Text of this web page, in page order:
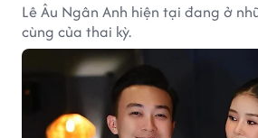
Lê Âu Ngân Anh hiện tại đang ở
cùng của thai kỳ.